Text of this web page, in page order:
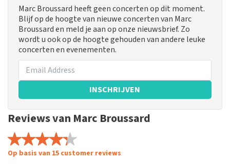
Marc Broussard heeft geen concerten op dit moment.
Blijf op de hoogte van nieuwe concerten van Marc
Broussard en meld je aan op onze nieuwsbrief. Zo
wordt u ook op de hoogte gehouden van andere leuke
concerten en evenementen.
INSCHRIJVEN
Reviews van Marc Broussard
Op basis van 15 customer reviews